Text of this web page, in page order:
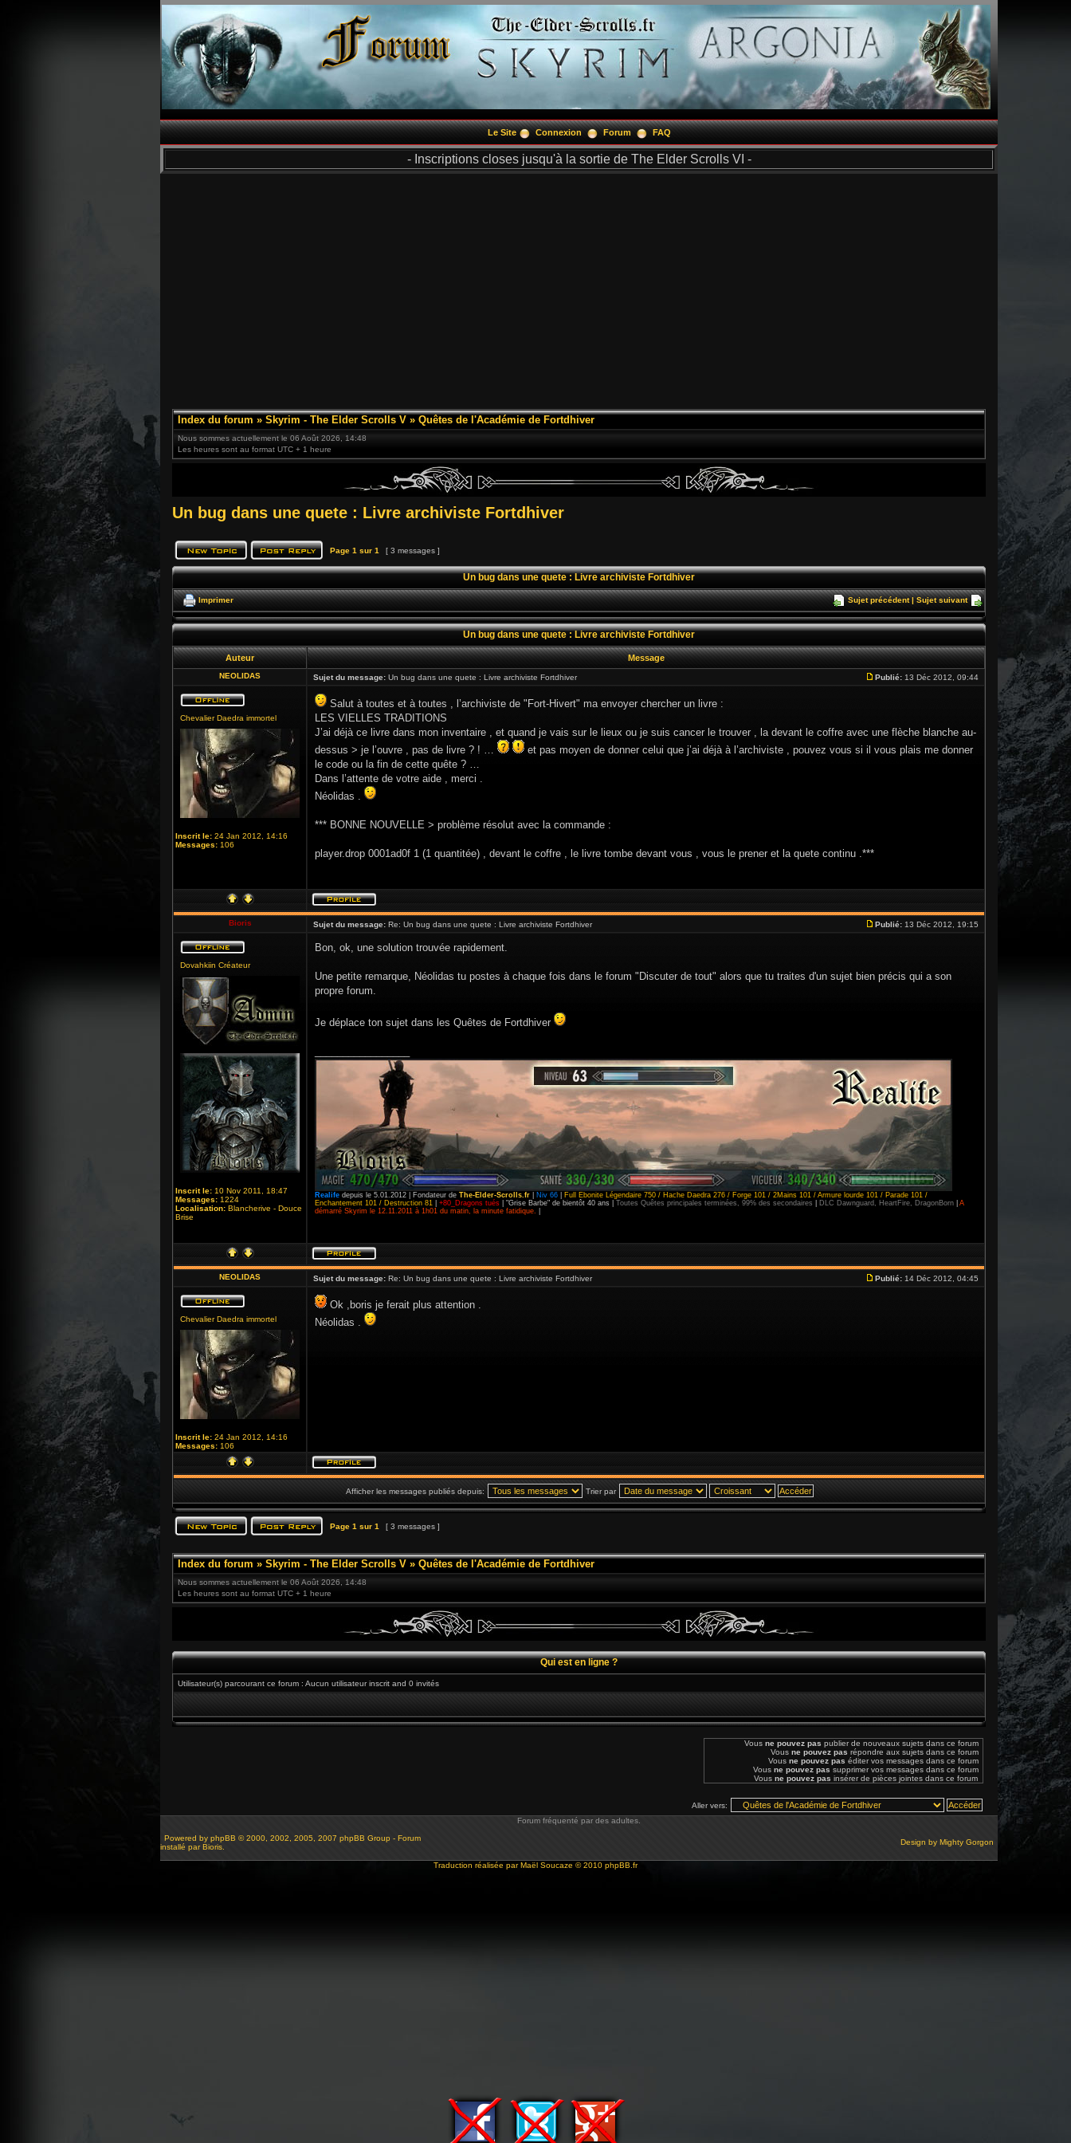
Le Site Connexion Forum FAQ
- Inscriptions closes jusqu'à la sortie de The Elder Scrolls VI -
Index du forum » Skyrim - The Elder Scrolls V » Quêtes de l'Académie de Fortdhiver
Nous sommes actuellement le 06 Août 2026, 14:48
Les heures sont au format UTC + 1 heure
Un bug dans une quete : Livre archiviste Fortdhiver
Page 1 sur 1 [ 3 messages ]
Un bug dans une quete : Livre archiviste Fortdhiver
Imprimer Sujet précédent|Sujet suivant
Un bug dans une quete : Livre archiviste Fortdhiver
Auteur Message
NEOLIDAS Sujet du message: Un bug dans une quete : Livre archiviste Fortdhiver Publié: 13 Déc 2012, 09:44
Chevalier Daedra immortel
Inscrit le: 24 Jan 2012, 14:16
Messages: 106
Salut à toutes et à toutes , l’archiviste de "Fort-Hivert" ma envoyer chercher un livre :
LES VIELLES TRADITIONS
J’ai déjà ce livre dans mon inventaire , et quand je vais sur le lieux ou je suis cancer le trouver , la devant le coffre avec une flèche blanche au-
dessus > je l’ouvre , pas de livre ? ! …
et pas moyen de donner celui que j’ai déjà à l’archiviste , pouvez vous si il vous plais me donner
le code ou la fin de cette quête ? …
Dans l’attente de votre aide , merci .
Néolidas .
*** BONNE NOUVELLE > problème résolut avec la commande :
player.drop 0001ad0f 1 (1 quantitée) , devant le coffre , le livre tombe devant vous , vous le prener et la quete continu .***
Bioris Sujet du message: Re: Un bug dans une quete : Livre archiviste Fortdhiver Publié: 13 Déc 2012, 19:15
Dovahkiin Créateur
Inscrit le: 10 Nov 2011, 18:47
Messages: 1224
Localisation: Blancherive - Douce
Brise
Bon, ok, une solution trouvée rapidement.
Une petite remarque, Néolidas tu postes à chaque fois dans le forum "Discuter de tout" alors que tu traites d'un sujet bien précis qui a son
propre forum.
Je déplace ton sujet dans les Quêtes de Fortdhiver
Realife depuis le 5.01.2012 | Fondateur de The-Elder-Scrolls.fr Niv 66
Full Ebonite Légendaire 750 / Hache Daedra 276 / Forge 101 / 2Mains 101 / Armure lourde 101 / Parade 101 /
Enchantement 101 / Destruction 81
+80_Dragons tués | "Grise Barbe" de bientôt 40 ans | Toutes Quêtes principales terminées, 99% des secondaires DLC Dawnguard, HeartFire, DragonBorn
A
démarré Skyrim le 12.11.2011 à 1h01 du matin, la minute fatidique.
NEOLIDAS Sujet du message: Re: Un bug dans une quete : Livre archiviste Fortdhiver Publié: 14 Déc 2012, 04:45
Chevalier Daedra immortel
Inscrit le: 24 Jan 2012, 14:16
Messages: 106
Ok ,boris je ferait plus attention .
Néolidas .
Afficher les messages publiés depuis: Trier par
Page 1 sur 1 [ 3 messages ]
Index du forum » Skyrim - The Elder Scrolls V » Quêtes de l'Académie de Fortdhiver
Nous sommes actuellement le 06 Août 2026, 14:48
Les heures sont au format UTC + 1 heure
Qui est en ligne ?
Utilisateur(s) parcourant ce forum : Aucun utilisateur inscrit and 0 invités
Vous ne pouvez pas publier de nouveaux sujets dans ce forum
Vous ne pouvez pas répondre aux sujets dans ce forum
Vous ne pouvez pas éditer vos messages dans ce forum
Vous ne pouvez pas supprimer vos messages dans ce forum
Vous ne pouvez pas insérer de pièces jointes dans ce forum
Aller vers:
Forum fréquenté par des adultes.
Powered by phpBB © 2000, 2002, 2005, 2007 phpBB Group - Forum
installé par Bioris.
Design by Mighty Gorgon
Traduction réalisée parMaël Soucaze © 2010 phpBB.fr